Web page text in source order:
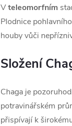
Vteleomorfním
Plodnice
houby vůči
Složení
Chaga je
potravinářském
přispívají k